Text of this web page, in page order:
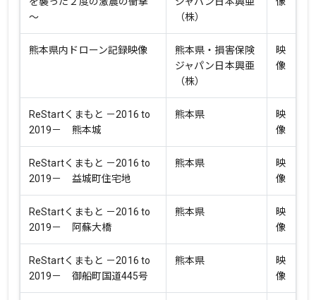
～
（株）
熊本県内ドローン記録映像
熊本県・損害保険
ジャパン日本興亜
（株）
映
像
ReStartくまもと －2016 to
2019－ 熊本城
熊本県
映
像
ReStartくまもと －2016 to
2019－ 益城町住宅地
熊本県
映
像
ReStartくまもと －2016 to
2019－ 阿蘇大橋
熊本県
映
像
ReStartくまもと －2016 to
2019－ 御船町国道445号
熊本県
映
像